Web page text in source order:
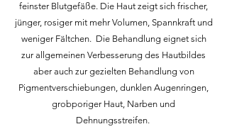
feinster Blutgefäße. Die Haut zeigt sich frischer,
jünger, rosigermit mehr Volumen, Spannkraft und
weniger Fältchen. DieBehandlung eignetsich
zur allgemeinen Verbesserung des Hautbildes
aber auch zur gezielten Behandlung von
Pigmentverschiebungen, dunklen Augenringen,
grobporiger Haut, Narben und
Dehnungsstreifen.